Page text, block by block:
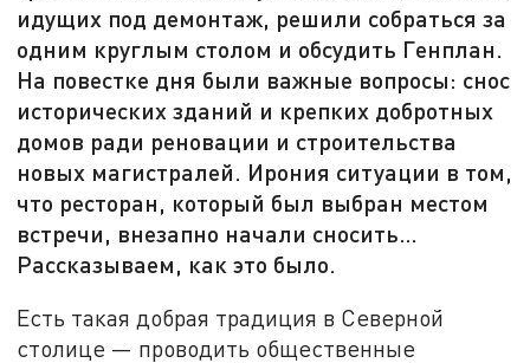
идущих под демонтаж, решили собраться за
одним круглым столом и обсудить Генплан.
На повестке дня были важные вопросы: снос
исторических зданий и крепких добротных
домов ради реновации и строительства
новых магистралей. Ирония ситуации в том,
что ресторан, который был выбран местом
встречи, внезапно начали сносить…
Рассказываем, как это было.
Есть такая добрая традиция в Северной
столице — проводить общественные